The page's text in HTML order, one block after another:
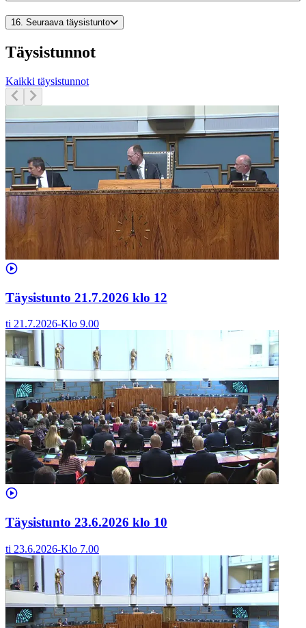
16. Seuraava täysistunto
Täysistunnot
Kaikki täysistunnot
Täysistunto 21.7.2026 klo 12
ti 21.7.2026-Klo 9.00
Täysistunto 23.6.2026 klo 10
ti 23.6.2026-Klo 7.00